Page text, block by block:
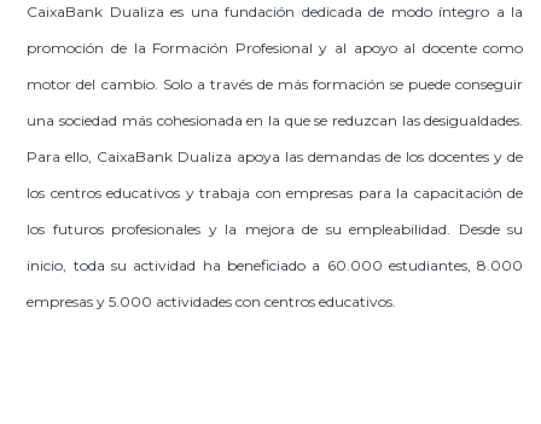
CaixaBank Dualiza es una fundación dedicada de modo íntegro a la
promoción de la Formación Profesional y al apoyo al docente como
motor del cambio. Solo a través de más formación se puede conseguir
una sociedad más cohesionada en la que se reduzcan las desigualdades.
Para ello, CaixaBank Dualiza apoya las demandas de los docentes y de
los centros educativos y trabaja con empresas para la capacitación de
los futuros profesionales y la mejora de su empleabilidad. Desde su
inicio, toda su actividad ha beneficiado a 60.000 estudiantes, 8.000
empresas y 5.000 actividades con centros educativos.